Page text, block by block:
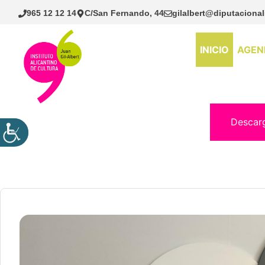
Saltar
965 12 12 14 C/San Fernando, 44
INICIO